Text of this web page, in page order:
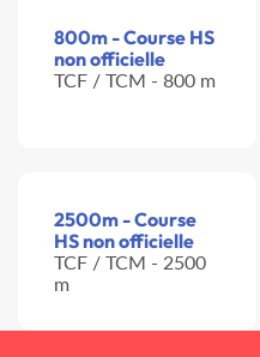
800m - Course HS
non officielle
TCF / TCM - 800 m
2500m - Course
HS non officielle
TCF / TCM - 2500
m